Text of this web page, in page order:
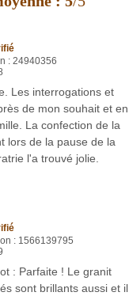
: 24940356
Les interrogations et
de mon souhait et en
La confection de la
lors de la pause de la
l'a trouvé jolie.
: 1566139795
: Parfaite ! Le granit
sont brillants aussi et il